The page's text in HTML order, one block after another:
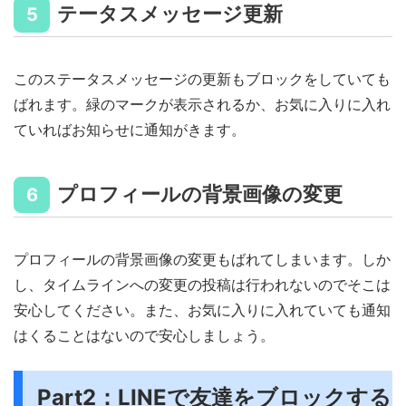
5 テータスメッセージ更新
このステータスメッセージの更新もブロックをしていても
ばれます。緑のマークが表示されるか、お気に入りに入れ
ていればお知らせに通知がきます。
6 プロフィールの背景画像の変更
プロフィールの背景画像の変更もばれてしまいます。しか
し、タイムラインへの変更の投稿は行われないのでそこは
安心してください。また、お気に入りに入れていても通知
はくることはないので安心しましょう。
Part2：LINEで友達をブロックする